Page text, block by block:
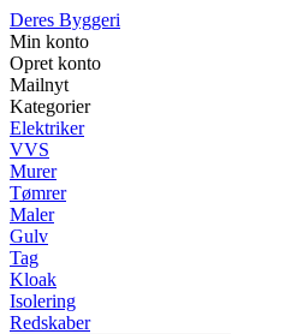
Deres Byggeri
Min konto
Opret konto
Mailnyt
Kategorier
Elektriker
VVS
Murer
Tømrer
Maler
Gulv
Tag
Kloak
Isolering
Redskaber